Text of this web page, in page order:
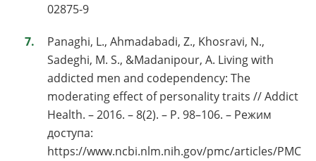
02875-9
Panaghi, L., Ahmadabadi, Z., Khosravi, N.,
Sadeghi, M. S., &Madanipour, A. Living with
addicted men and codependency: The
moderating effect of personality traits // Addict
Health. – 2016. – 8(2). – P. 98–106. – Режим
доступа:
https://www.ncbi.nlm.nih.gov/pmc/articles/PMC